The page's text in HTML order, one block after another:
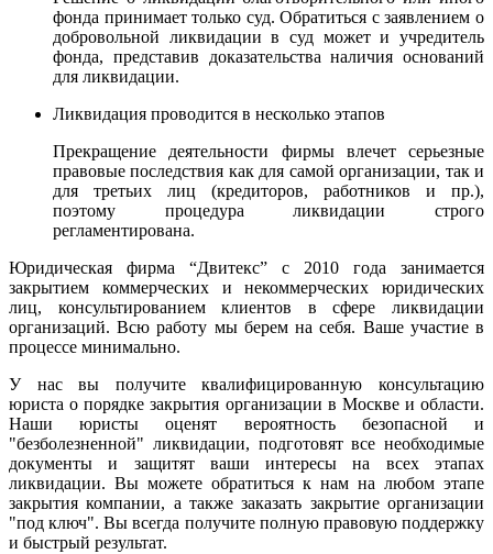
фонда принимает только суд. Обратиться с заявлением о
добровольной ликвидации в суд может и учредитель
фонда, представив доказательства наличия оснований
для ликвидации.
Ликвидация проводится в несколько этапов
Прекращение деятельности фирмы влечет серьезные
правовые последствия как для самой организации, так и
для третьих лиц (кредиторов, работников и пр.),
поэтому процедура ликвидации строго
регламентирована.
Юридическая фирма “Двитекс” с 2010 года занимается
закрытием коммерческих и некоммерческих юридических
лиц, консультированием клиентов в сфере ликвидации
организаций. Всю работу мы берем на себя. Ваше участие в
процессе минимально.
У нас вы получите квалифицированную консультацию
юриста о порядке закрытия организации в Москве и области.
Наши юристы оценят вероятность безопасной и
"безболезненной" ликвидации, подготовят все необходимые
документы и защитят ваши интересы на всех этапах
ликвидации. Вы можете обратиться к нам на любом этапе
закрытия компании, а также заказать закрытие организации
"под ключ". Вы всегда получите полную правовую поддержку
и быстрый результат.